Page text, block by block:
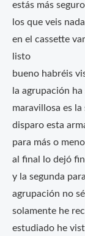
estás más
los que veis
en el cassette
listo
bueno habréis
la agrupación
maravillosa es la
disparo esta
para más o
al final lo dejó
y la segunda
agrupación no
solamente he
estudiado he